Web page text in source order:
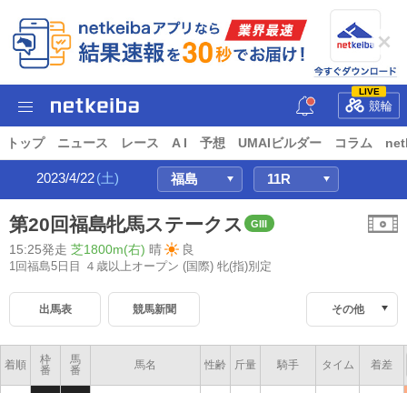
LIVE
競輪
トップ ニュース レース A I 予想 UMAIビルダー コラム
2023/4/22(土)
第20回福島牝馬ステークス GIII
15:25発走 芝1800m(右) 晴 良
1回福島5日目 ４歳以上オープン (国際) 牝(指)別定
出馬表 競馬新聞 その他
着順
枠
番
馬
番
馬名 性齢 斤量 騎手 タイム 着差